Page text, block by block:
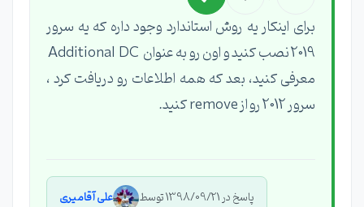
برای اینکار یه روش استاندارد وجود داره که یه سرور
2019 نصب کنید و اون رو به عنوان Additional DC
معرفی کنید، بعد که همه اطلاعات رو دریافت کرد ،
سرور 2012 رو از remove کنید.
پاسخ در 1398/09/21 توسط علی آقامیری